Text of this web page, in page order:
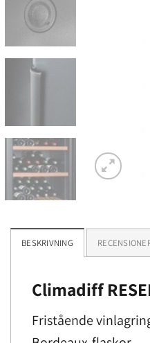
BESKRIVNING
Climadiff
Fristående